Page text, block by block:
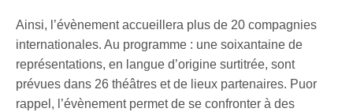
Ainsi, l’évènement accueillera plus de 20 compagnies
internationales. Au programme : une soixantaine de
représentations, en langue d’origine surtitrée, sont
prévues dans 26 théâtres et de lieux partenaires. Puor
rappel, l’évènement permet de se confronter à des